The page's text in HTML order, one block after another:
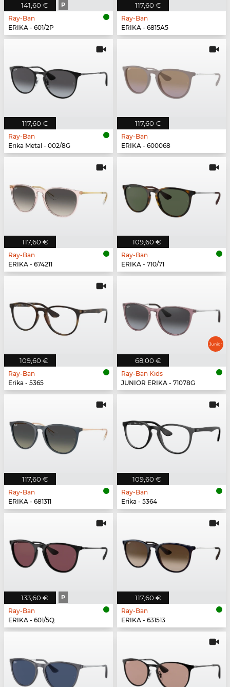
141,60 € P
Ray-Ban
ERIKA - 601/2P
117,60 €
Ray-Ban
ERIKA - 6815A5
117,60 €
Ray-Ban
Erika Metal - 002/8G
117,60 €
Ray-Ban
ERIKA - 600068
117,60 €
Ray-Ban
ERIKA - 674211
109,60 €
Ray-Ban
ERIKA - 710/71
109,60 €
Ray-Ban
Erika - 5365
68,00 €
Ray-Ban Kids
JUNIOR ERIKA - 71078G
117,60 €
Ray-Ban
ERIKA - 681311
109,60 €
Ray-Ban
Erika - 5364
133,60 € P
Ray-Ban
ERIKA - 601/5Q
117,60 €
Ray-Ban
ERIKA - 631513